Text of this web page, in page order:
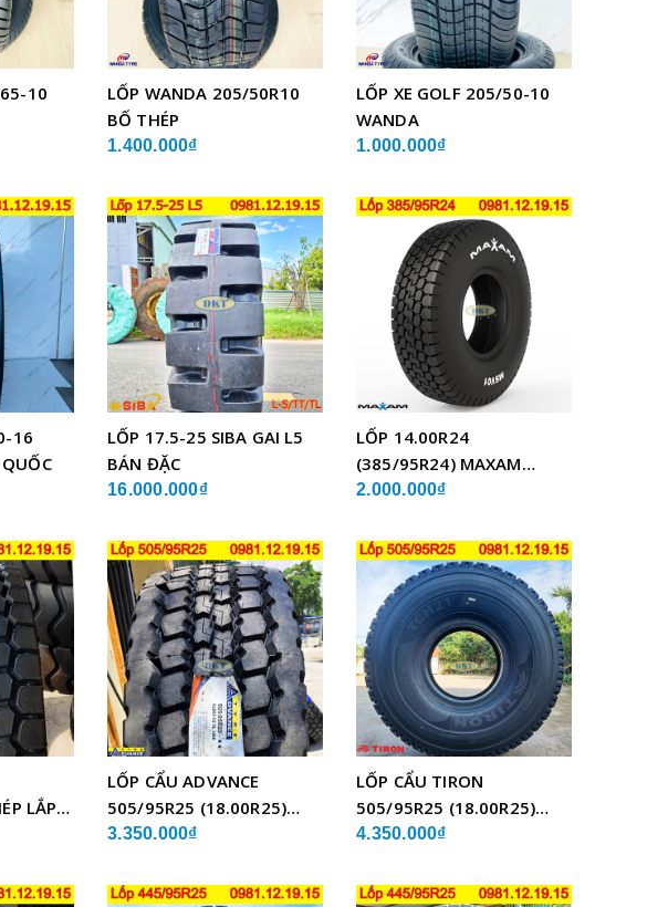
10
LỐP WANDA 205/50R10
BỐ THÉP
1.400.000₫
LỐP XE GOLF 205/50-10
WANDA
1.000.000₫
16
LỐP 17.5-25 SIBA GAI L5
BÁN ĐẶC
16.000.000₫
LỐP 14.00R24
(385/95R24) MAXAM
MSVO1 BỐ THÉP LẮP XE
2.000.000₫
LẮP
LỐP CẨU ADVANCE
505/95R25 (18.00R25)
GLB05 BỐ THÉP
3.350.000₫
LỐP CẨU TIRON
505/95R25 (18.00R25)
TCH21 BỐ THÉP
4.350.000₫